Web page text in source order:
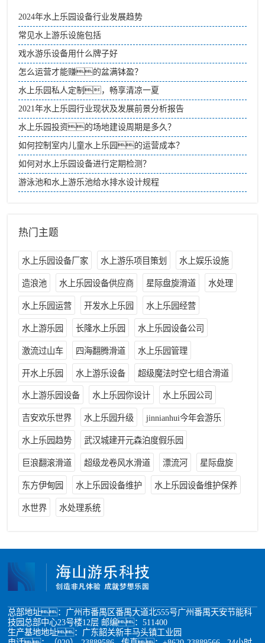
2024年水上乐园设备行业发展趋势
常见水上游乐设施包括
戏水游乐设备用什么牌子好
怎么运营才能赚的盆满钵盈？
水上乐园私人定制，畅享清凉一夏
2021年水上乐园行业现状及发展前景分析报告
水上乐园投资的场地建设周期是多久？
如何控制室内儿童水上乐园的运营成本？
如何对水上乐园设备进行定期检测？
游泳池和水上游乐池给水排水设计规程
热门主题
水上乐园设备厂家 水上游乐项目策划 水上娱乐设施
造浪池 水上乐园设备供应商 星际盘旋滑道 水处理
水上乐园运营 开发水上乐园 水上乐园经营
水上游乐园 长隆水上乐园 水上乐园设备公司
激流过山车 四海翻腾滑道 水上乐园管理
开水上乐园 水上游乐设备 超级魔法时空七组合滑道
水上游乐园设备 水上乐园你设计 水上乐园公司
吉安欢乐世界 水上乐园升级 jinnianhui今年会游乐
水上乐园趋势 武汉城建开元森泊度假乐园
巨浪翻滚滑道 超级龙卷风水滑道 漂流河 星际盘旋
东方伊甸园 水上乐园设备维护 水上乐园设备维护保养
水世界 水处理系统
总部地址：广州市番禺区番禺大道北555号广州番禺天安节能科
技园总部中心23号楼12层 邮编：511400
生产基地地址：广东韶关新丰马头镇工业园